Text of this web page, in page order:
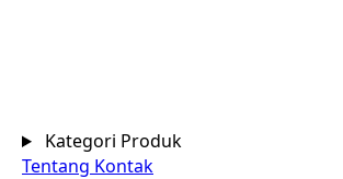
Kategori Produk
Tentang Kontak